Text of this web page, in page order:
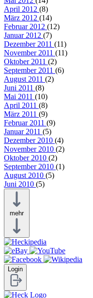
April 2012 (8)
März 2012 (14)
Februar 2012 (12)
Januar 2012 (7)
Dezember 2011 (11)
November 2011 (11)
Oktober 2011 (2)
September 2011 (6)
August 2011 (2)
Juni 2011 (8)
Mai 2011 (10)
April 2011 (8)
März 2011 (9)
Februar 2011 (9)
Januar 2011 (5)
Dezember 2010 (4)
November 2010 (2)
Oktober 2010 (2)
September 2010 (1)
August 2010 (5)
Juni 2010 (5)
mehr
Login